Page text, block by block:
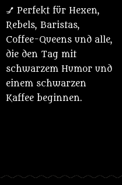
💅 Perfekt für Hexen,
Rebels, Baristas,
Coffee-Queens und alle,
die den Tag mit
schwarzem Humor und
einem schwarzen
Kaffee beginnen.